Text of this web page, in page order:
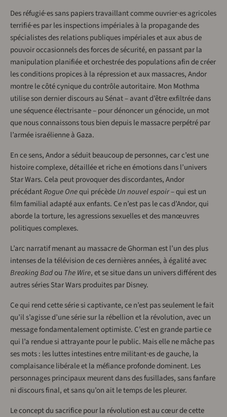
Des réfugié·es sans papiers travaillant comme ouvrier·es agricoles
terrifié·es par les inspections impériales à la propagande des
spécialistes des relations publiques impériales et aux abus de
pouvoir occasionnels des forces de sécurité, en passant par la
manipulation planifiée et orchestrée des populations afin de créer
les conditions propices à la répression et aux massacres, Andor
montre le côté cynique du contrôle autoritaire. Mon Mothma
utilise son dernier discours au Sénat – avant d’être exfiltrée dans
une séquence électrisante – pour dénoncer un génocide, un mot
que nous connaissons tous bien depuis le massacre perpétré par
l’armée israélienne à Gaza.
En ce sens, Andor a séduit beaucoup de personnes, car c’est une
histoire complexe, détaillée et riche en émotions dans l’univers
Star Wars. Cela peut provoquer des discordantes, Andor
précédantRogue Onequi précèdeUn nouvel espoir– qui est un
film familial adapté aux enfants. Ce n’est pas le cas d’Andor, qui
aborde la torture, les agressions sexuelles et des manœuvres
politiques complexes.
L’arc narratif menant au massacre de Ghorman est l’un des plus
intenses de la télévision de ces dernières années, à égalité avec
Breaking Badou The Wire, et se situe dans un univers différent des
autres séries Star Wars produites par Disney.
Ce qui rend cette série si captivante, ce n’est pas seulement le fait
qu’il s’agisse d’une série sur la rébellion et la révolution, avec un
message fondamentalement optimiste. C’est en grande partie ce
qui l’a rendue si attrayante pour le public. Mais elle ne mâche pas
ses mots : les luttes intestines entre militant·es de gauche, la
complaisance libérale et la méfiance profonde dominent. Les
personnages principaux meurent dans des fusillades, sans fanfare
ni discours final, et sans qu’on ait le temps de les pleurer.
Le concept du sacrifice pour la révolution est au cœur de cette